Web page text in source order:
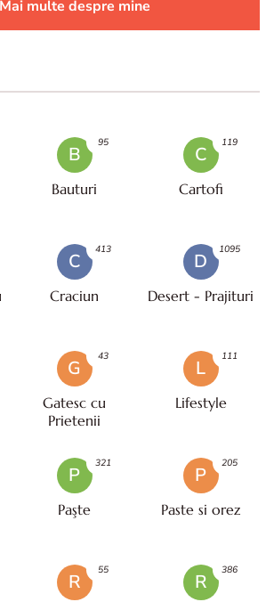
Mai multe despre mine
B
Bauturi
95
C
Cartofi
119
C
Craciun
413
D
Desert - Prajituri
1095
G
Gatesc cu
Prietenii
43
L
Lifestyle
111
P
Paşte
321
P
Paste si orez
205
R
55
R
386